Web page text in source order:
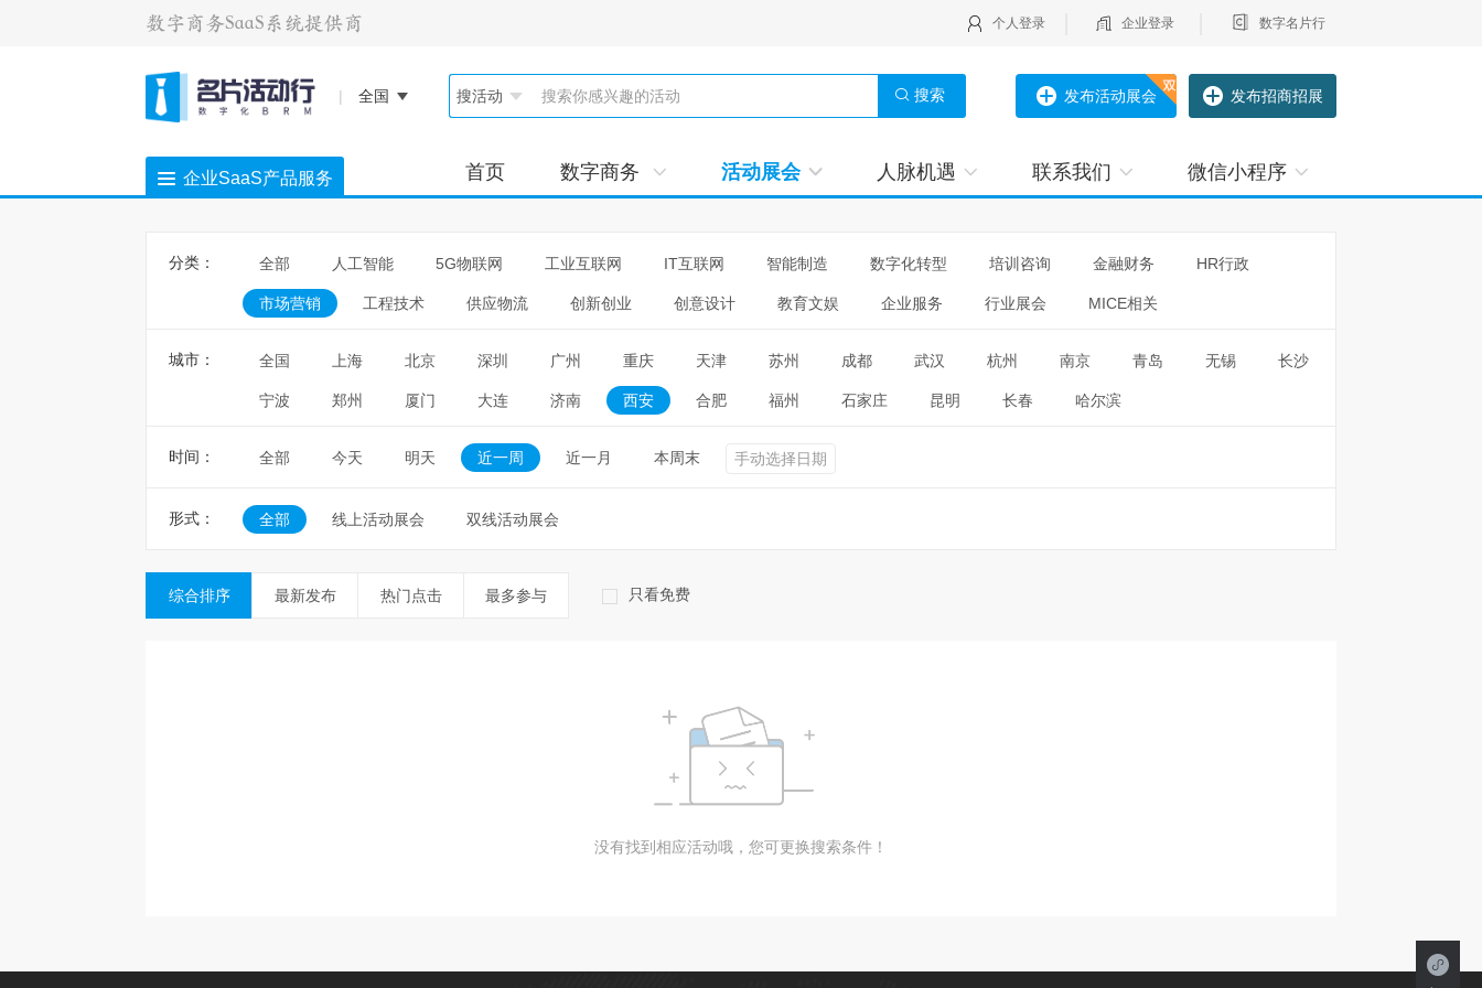
个人登录 企业登录 数字名片行
| 全国 搜索 发布活动展会 发布招商招展
企业SaaS产品服务 首页 数字商务 活动展会 人脉机遇 联系我们 微信小程序
分类： 全部 人工智能 5G物联网 工业互联网 IT互联网 智能制造 数字化转型 培训咨询 金融财务 HR行政
市场营销 工程技术 供应物流 创新创业 创意设计 教育文娱 企业服务 行业展会 MICE相关
城市： 全国 上海 北京 深圳 广州 重庆 天津 苏州 成都 武汉 杭州 南京 青岛 无锡 长沙
宁波 郑州 厦门 大连 济南 西安 合肥 福州 石家庄 昆明 长春 哈尔滨
时间： 全部 今天 明天 近一周 近一月 本周末
形式： 全部 线上活动展会 双线活动展会
综合排序 最新发布 热门点击 最多参与 只看免费
没有找到相应活动哦，您可更换搜索条件！